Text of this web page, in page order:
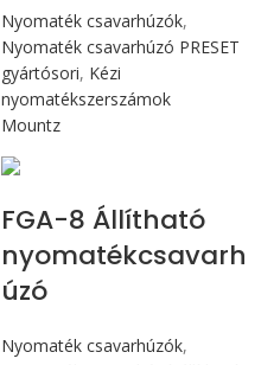
Nyomaték csavarhúzók,
Nyomaték csavarhúzó PRESET
gyártósori, Kézi
nyomatékszerszámok
Mountz
FGA-8 Állítható
nyomatékcsavarh
úzó
Nyomaték csavarhúzók,